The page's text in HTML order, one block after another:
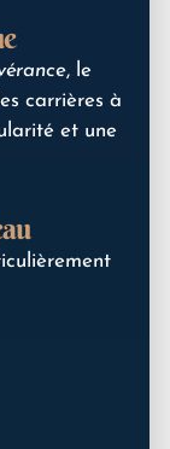
, le
carrières à
et une